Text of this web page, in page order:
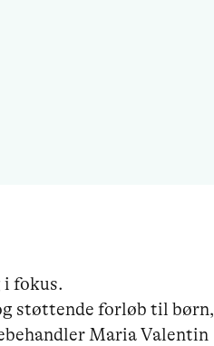
i fokus.
støttende forløb til børn,
Maria Valentin